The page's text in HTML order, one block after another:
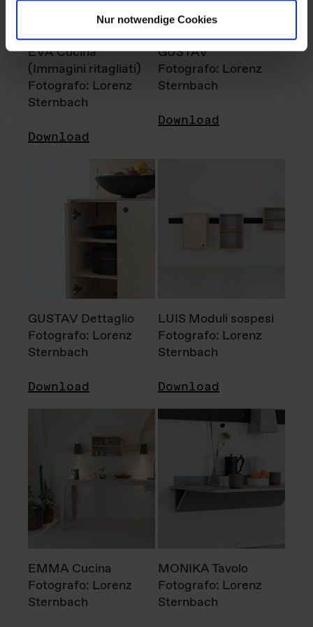
Nur notwendige Cookies
EVA Cucina
(Immagini ritagliati)
Fotografo: Lorenz
Sternbach
Download
GUSTAV
Fotografo: Lorenz
Sternbach
Download
GUSTAV Dettaglio
Fotografo: Lorenz
Sternbach
Download
LUIS Moduli sospesi
Fotografo: Lorenz
Sternbach
Download
EMMA Cucina
Fotografo: Lorenz
Sternbach
MONIKA Tavolo
Fotografo: Lorenz
Sternbach